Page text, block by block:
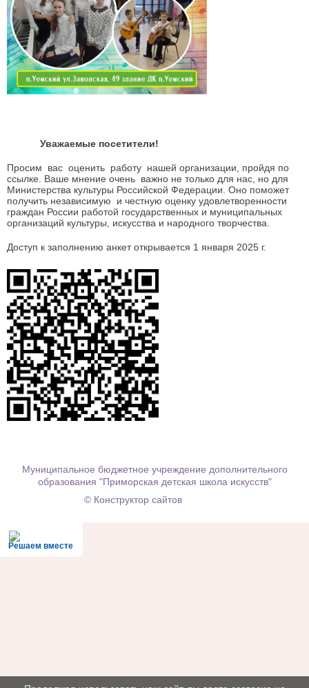
Уважаемые посетители!
Просим вас оценить работу нашей организации, пройдя по
ссылке. Ваше мнение очень важно не только для нас, но для
Министерства культуры Российской Федерации. Оно поможет
получить независимую и честную оценку удовлетворенности
граждан России работой государственных и муниципальных
организаций культуры, искусства и народного творчества.
Доступ к заполнению анкет открывается 1 января 2025 г.
Муниципальное бюджетное учреждение дополнительного
образования "Приморская детская школа искусств"
© Конструктор сайтов
Решаем вместе